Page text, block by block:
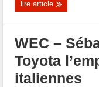
lire article
WEC –
Toyota
italiennes